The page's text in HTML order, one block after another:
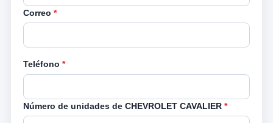
Correo *
Teléfono *
Número de unidades de CHEVROLET CAVALIER *